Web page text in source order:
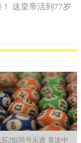
为乡勇。
这皇帝活到77岁
2组同号乐透 竟连中